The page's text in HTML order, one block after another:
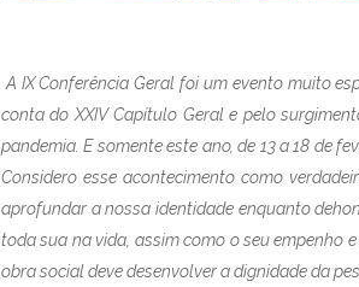
A IX Conferência Geral foi um evento muito
conta do XXIV Capítulo Geral e pelo
pandemia. E somente este ano, de 13 a 18 de
Considero esse acontecimento como
aprofundar a nossa identidade enquanto
toda sua na vida, assim como o seu empenho
obra social deve desenvolver a dignidade da